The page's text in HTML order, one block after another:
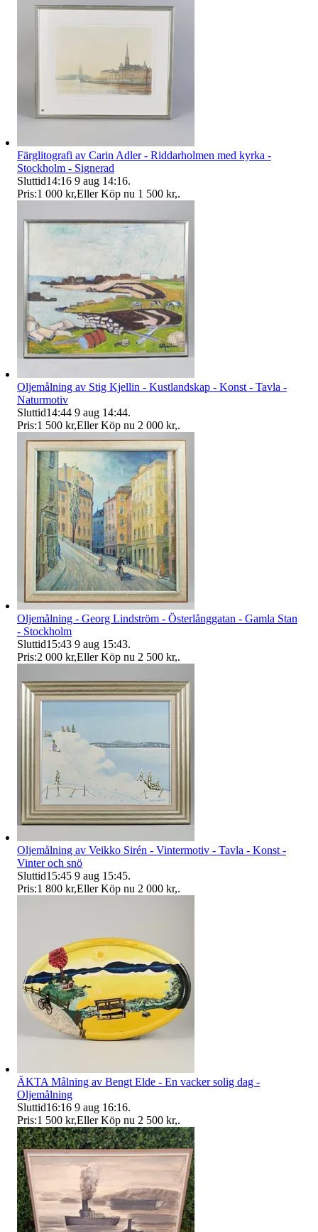
Färglitografi av Carin Adler - Riddarholmen med kyrka -
Stockholm - Signerad
Sluttid14:16 9 aug 14:16.
Pris:1 000 kr,Eller Köp nu 1 500 kr,.
Oljemålning av Stig Kjellin - Kustlandskap - Konst - Tavla -
Naturmotiv
Sluttid14:44 9 aug 14:44.
Pris:1 500 kr,Eller Köp nu 2 000 kr,.
Oljemålning - Georg Lindström - Österlånggatan - Gamla Stan
- Stockholm
Sluttid15:43 9 aug 15:43.
Pris:2 000 kr,Eller Köp nu 2 500 kr,.
Oljemålning av Veikko Sirén - Vintermotiv - Tavla - Konst -
Vinter och snö
Sluttid15:45 9 aug 15:45.
Pris:1 800 kr,Eller Köp nu 2 000 kr,.
ÄKTA Målning av Bengt Elde - En vacker solig dag -
Oljemålning
Sluttid16:16 9 aug 16:16.
Pris:1 500 kr,Eller Köp nu 2 500 kr,.